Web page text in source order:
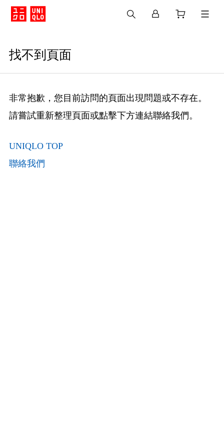
找不到頁面
非常抱歉，您目前訪問的頁面出現問題或不存在。
請嘗試重新整理頁面或點擊下方連結聯絡我們。
UNIQLO TOP
聯絡我們